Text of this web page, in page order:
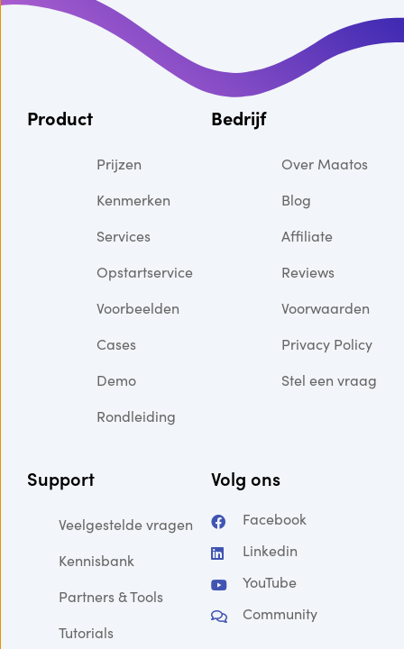
Product
Prijzen
Kenmerken
Services
Opstartservice
Voorbeelden
Cases
Demo
Rondleiding
Bedrijf
Over Maatos
Blog
Affiliate
Reviews
Voorwaarden
Privacy Policy
Stel een vraag
Support
Veelgestelde vragen
Kennisbank
Partners & Tools
Tutorials
Volg ons
Facebook
Linkedin
YouTube
Community